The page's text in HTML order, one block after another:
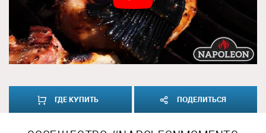
ГДЕ КУПИТЬ ПОДЕЛИТЬСЯ